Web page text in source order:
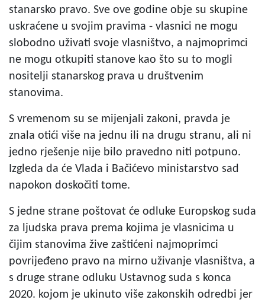
stanarsko pravo. Sve ove godine obje su skupine
uskraćene u svojim pravima - vlasnici ne mogu
slobodno uživati svoje vlasništvo, a najmoprimci
ne mogu otkupiti stanove kao što su to mogli
nositelji stanarskog prava u društvenim
stanovima.
S vremenom su se mijenjali zakoni, pravda je
znala otići više na jednu ili na drugu stranu, ali ni
jedno rješenje nije bilo pravedno niti potpuno.
Izgleda da će Vlada i Bačićevo ministarstvo sad
napokon doskočiti tome.
S jedne strane poštovat će odluke Europskog suda
za ljudska prava prema kojima je vlasnicima u
čijim stanovima žive zaštićeni najmoprimci
povrijeđeno pravo na mirno uživanje vlasništva, a
s druge strane odluku Ustavnog suda s konca
2020. kojom je ukinuto više zakonskih odredbi jer